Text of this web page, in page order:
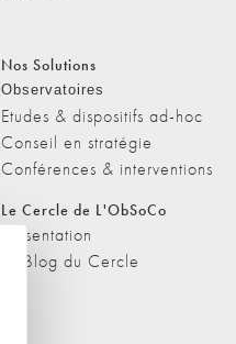
Nos Solutions
Observatoires
Etudes & dispositifs ad-hoc
Conseil en stratégie
Conférences & interventions
Le Cercle de L'ObSoCo
Présentation
Le Blog du Cercle